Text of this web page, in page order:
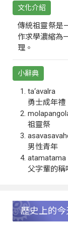
文化介紹
傳統祖靈祭是
作求學濃縮為
理。
小辭典
ta‘avalra
勇士成年禮
祖靈祭
男性青年
atamatama
父字輩的稱
歷史上的今